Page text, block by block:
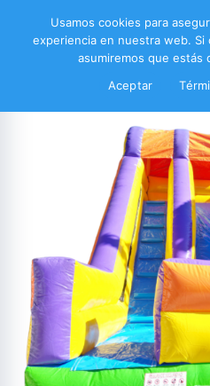
Usamos cookies para
experiencia en nuestra web.
asumiremos que estás
Aceptar